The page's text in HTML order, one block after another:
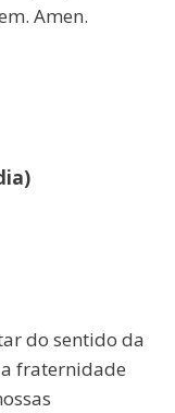
Amen.
do sentido da
fraternidade